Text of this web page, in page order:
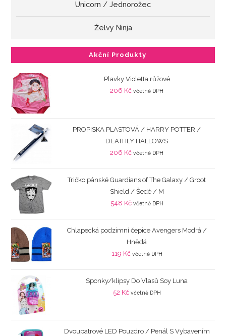
Unicorn / Jednorožec
Želvy Ninja
Akční Produkty
Plavky Violetta růžové
206 Kč včetně DPH
PROPISKA PLASTOVÁ / HARRY POTTER /
DEATHLY HALLOWS
206 Kč včetně DPH
Tričko pánské Guardians of The Galaxy / Groot
Shield / Šedé / M
548 Kč včetně DPH
Chlapecká podzimní čepice Avengers Modrá /
Hnědá
119 Kč včetně DPH
Sponky/klipsy Do Vlasů Soy Luna
52 Kč včetně DPH
Dvoupatrové LED Pouzdro / Penál S Vybavením